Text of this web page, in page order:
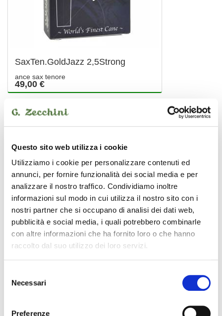
Questo sito web utilizza i cookie
Utilizziamo i cookie per personalizzare contenuti ed
annunci, per fornire funzionalità dei social media e per
analizzare il nostro traffico. Condividiamo inoltre
informazioni sul modo in cui utilizza il nostro sito con i
nostri partner che si occupano di analisi dei dati web,
pubblicità e social media, i quali potrebbero combinarle
con altre informazioni che ha fornito loro o che hanno
raccolto dal suo utilizzo dei loro servizi.
delNecessari
Preferenze
SaxTen.GoldJazz 2,5Strong
ance sax tenore
49,00 €